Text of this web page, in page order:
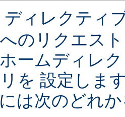
ディレクティ
のリクエス
ームディレ
を 設定しま
には次のどれ